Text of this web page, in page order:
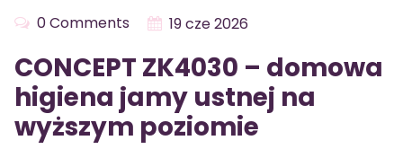
0 Comments 19 cze 2026
CONCEPT ZK4030 – domowa
higiena jamy ustnej na
wyższym poziomie